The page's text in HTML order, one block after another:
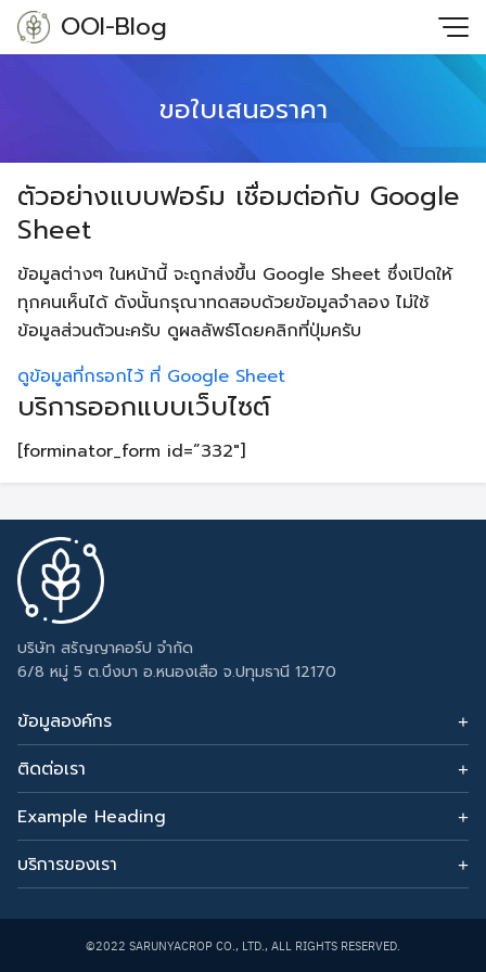
Skip
OOI-Blog
Search
for:
Search
ขอใบเสนอราคา
ตัวอย่างแบบฟอร์ม เชื่อมต่อกับ Google
Sheet
ข้อมูลต่างๆ ในหน้านี้ จะถูกส่งขึ้น Google Sheet ซึ่งเปิดให้
ทุกคนเห็นได้ ดังนั้นกรุณาทดสอบด้วยข้อมูลจำลอง ไม่ใช้
ข้อมูลส่วนตัวนะครับ ดูผลลัพธ์โดยคลิกที่ปุ่มครับ
ดูข้อมูลที่กรอกไว้ ที่ Google Sheet
บริการออกแบบเว็บไซต์
[forminator_form id=”332″]
บริษัท สรัญญาคอร์ป จำกัด
6/8 หมู่ 5 ต.บึงบา อ.หนองเสือ จ.ปทุมธานี 12170
ข้อมูลองค์กร
ติดต่อเรา
อีเมล: sarunyacrop@gmail.com
โทรศัพท์:0915265156
Example Heading
Change this text by adding widget to Appearance →
Widgets and choose Footer Column 3.
บริการของเรา
รับทำเซลเพจ
สร้างเว็บขายของ
เว็บสร้าง backlink
©2022 SARUNYACROP CO., LTD., ALL RIGHTS RESERVED.